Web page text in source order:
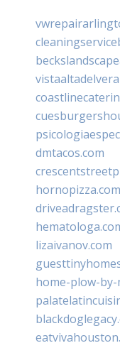
dmtacos.com
hornopizza.com
lizaivanov.com
home-plow-by-